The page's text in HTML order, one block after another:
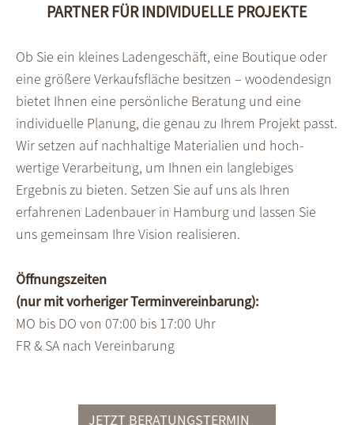
PARTNER FÜR INDIVIDUELLE PROJEKTE
Ob Sie ein kleines Laden­geschäft, eine Boutique oder
eine größere Verkaufs­fläche besitzen – woodendesign
bietet Ihnen eine persön­liche Beratung und eine
indivi­duelle Planung, die genau zu Ihrem Projekt passt.
Wir setzen auf nach­haltige Materialien und hoch­
wertige Ver­ar­beitung, um Ihnen ein lang­lebiges
Ergebnis zu bieten. Setzen Sie auf uns als Ihren
erfahrenen Laden­bauer in Hamburg und lassen Sie
uns gemeinsam Ihre Vision realisieren.
Öffnungszeiten
(nur mit vorheriger Terminvereinbarung):
MO bis DO von 07:00 bis 17:00 Uhr
FR & SA nach Vereinbarung
JETZT BERATUNGSTERMIN